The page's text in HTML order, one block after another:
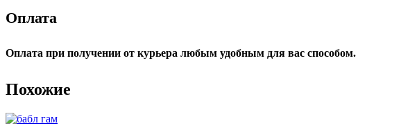
Оплата
Оплата при получении от курьера любым удобным для вас способом.
Похожие